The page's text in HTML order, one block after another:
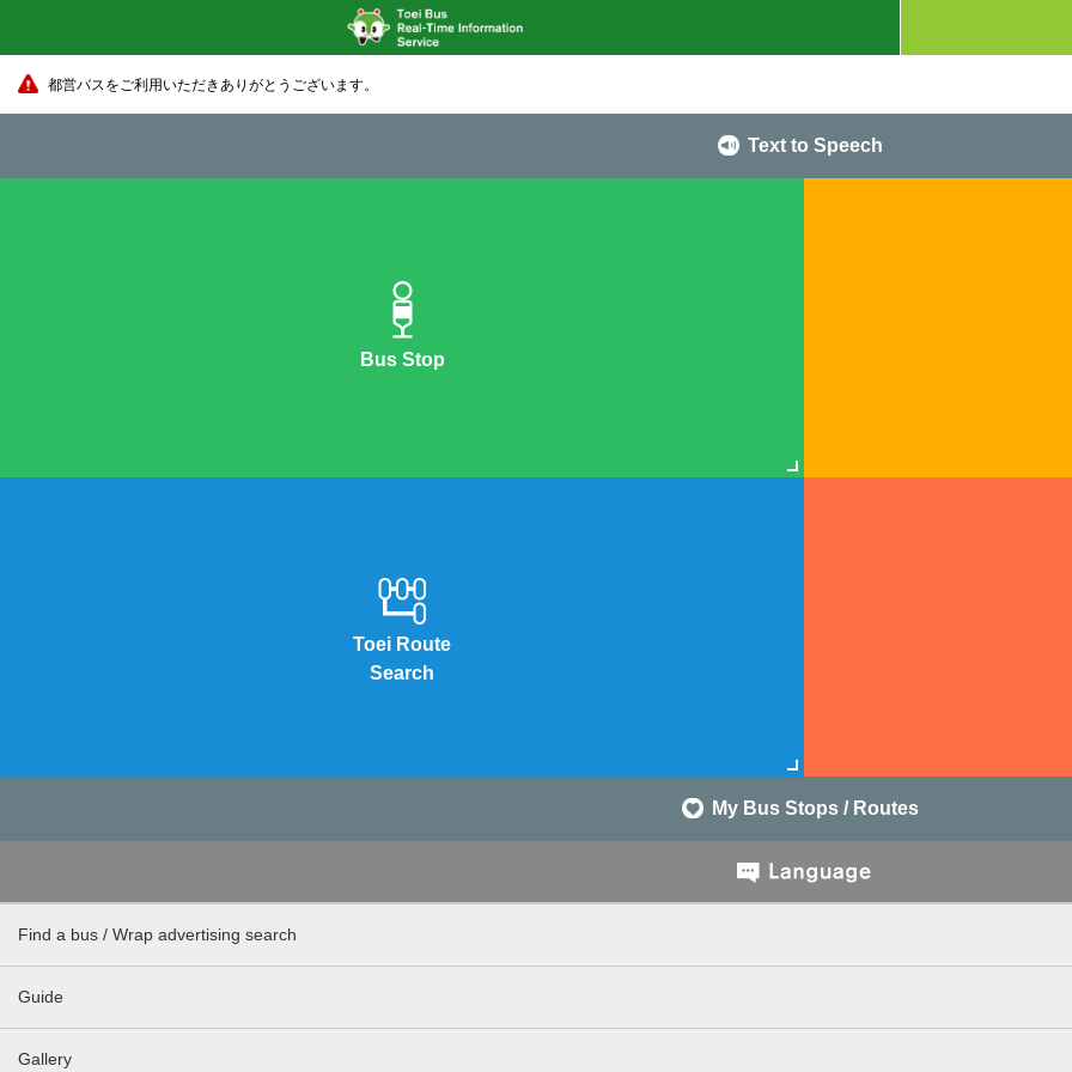
都営バスをご利用いただきありがとうございます。
Text to Speech
Bus Stop
Toei Route
Search
My Bus Stops / Routes
Find a bus / Wrap advertising search
Guide
Gallery